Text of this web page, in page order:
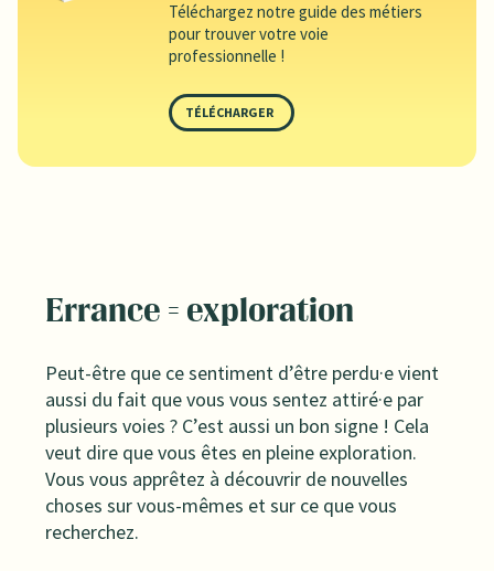
Téléchargez notre guide des métiers
pour trouver votre voie
professionnelle !
TÉLÉCHARGER
Errance = exploration
Peut-être que ce sentiment d’être perdu·e vient
aussi du fait que vous vous sentez attiré·e par
plusieurs voies ? C’est aussi un bon signe ! Cela
veut dire que vous êtes en pleine exploration.
Vous vous apprêtez à découvrir de nouvelles
choses sur vous-mêmes et sur ce que vous
recherchez.